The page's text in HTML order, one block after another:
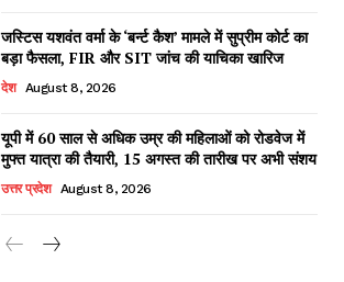
जस्टिस यशवंत वर्मा के ‘बर्न्ट कैश’ मामले में सुप्रीम कोर्ट का
बड़ा फैसला, FIR और SIT जांच की याचिका खारिज
देश August 8, 2026
यूपी में 60 साल से अधिक उम्र की महिलाओं को रोडवेज में
मुफ्त यात्रा की तैयारी, 15 अगस्त की तारीख पर अभी संशय
उत्तर प्रदेश August 8, 2026